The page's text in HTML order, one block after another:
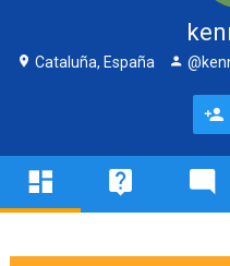
Cataluña, España